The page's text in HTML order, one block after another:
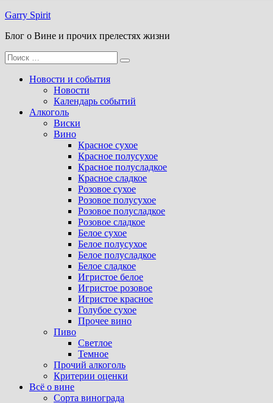
Перейти
содержимому
Garry Spirit
Блог о Вине и прочих прелестях жизни
Поиск
для:
Новости и события
Новости
Календарь событий
Алкоголь
Виски
Вино
Красное сухое
Красное полусухое
Красное полусладкое
Красное сладкое
Розовое сухое
Розовое полусухое
Розовое полусладкое
Розовое сладкое
Белое сухое
Белое полусухое
Белое полусладкое
Белое сладкое
Игристое белое
Игристое розовое
Игристое красное
Голубое сухое
Прочее вино
Пиво
Светлое
Темное
Прочий алкоголь
Критерии оценки
Всё о вине
Сорта винограда